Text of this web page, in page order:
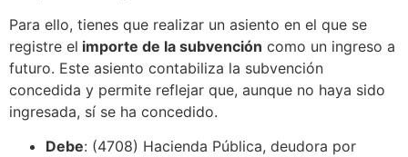
Para ello, tienes que realizar un asiento en el que se
registre el importe de la subvención como un ingreso a
futuro. Este asiento contabiliza la subvención
concedida y permite reflejar que, aunque no haya sido
ingresada, sí se ha concedido.
Debe: (4708) Hacienda Pública, deudora por